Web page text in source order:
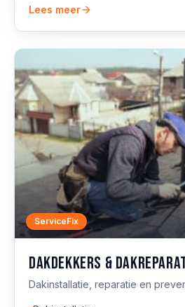
Lees meer
ServiceFix
Dakdekkers &
Dakinstallatie, reparatie en